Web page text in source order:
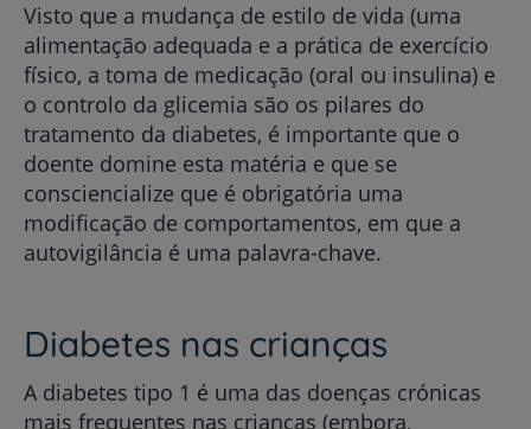
Visto que a mudança de estilo de vida (uma
alimentação adequada e a prática de exercício
físico, a toma de medicação (oral ou insulina) e
o controlo da glicemia são os pilares do
tratamento da diabetes, é importante que o
doente domine esta matéria e que se
consciencialize que é obrigatória uma
modificação de comportamentos, em que a
autovigilância é uma palavra-chave.
Diabetes nas crianças
A diabetes tipo 1 é uma das doenças crónicas
mais frequentes nas crianças (embora,